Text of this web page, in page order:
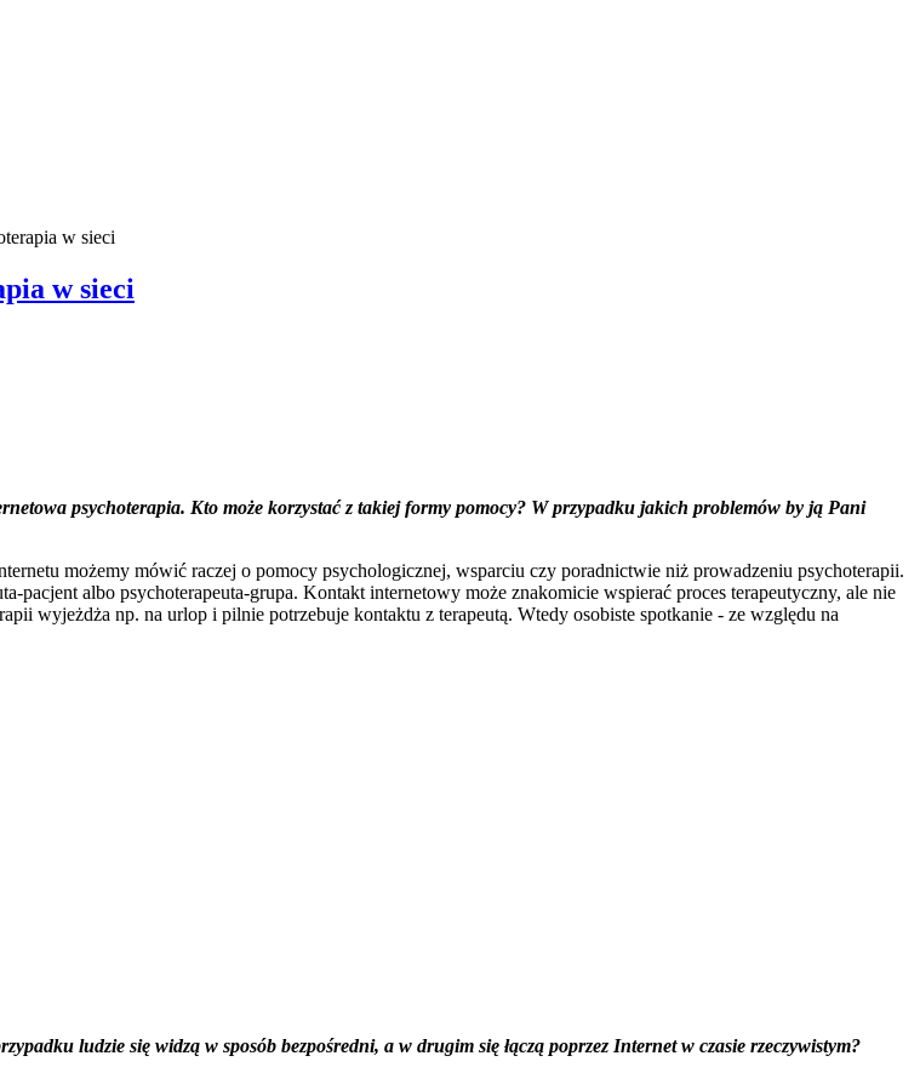
w sieci
w sieci
psychoterapia. Kto może korzystać z takiej formy pomocy? W przypadku jakich problemów by ją Pani
możemy mówić raczej o pomocy psychologicznej, wsparciu czy poradnictwie niż prowadzeniu psychoterapii.
pacjent albo psychoterapeuta-grupa. Kontakt internetowy może znakomicie wspierać proces terapeutyczny, ale nie
wyjeżdża np. na urlop i pilnie potrzebuje kontaktu z terapeutą. Wtedy osobiste spotkanie - ze względu na
ludzie się widzą w sposób bezpośredni, a w drugim się łączą poprzez Internet w czasie rzeczywistym?